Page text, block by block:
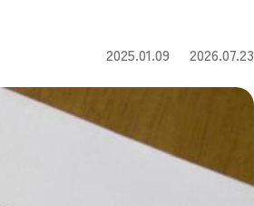
2025.01.09 2026.07.23